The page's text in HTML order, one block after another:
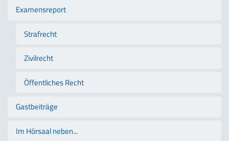
Examensreport
Strafrecht
Zivilrecht
Öffentliches Recht
Gastbeiträge
Im Hörsaal neben...